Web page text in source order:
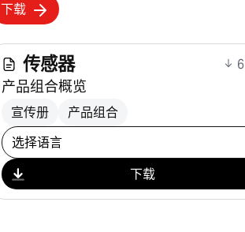
下载
传感器
产品组合概览
宣传册 产品组合
选择下载
下载